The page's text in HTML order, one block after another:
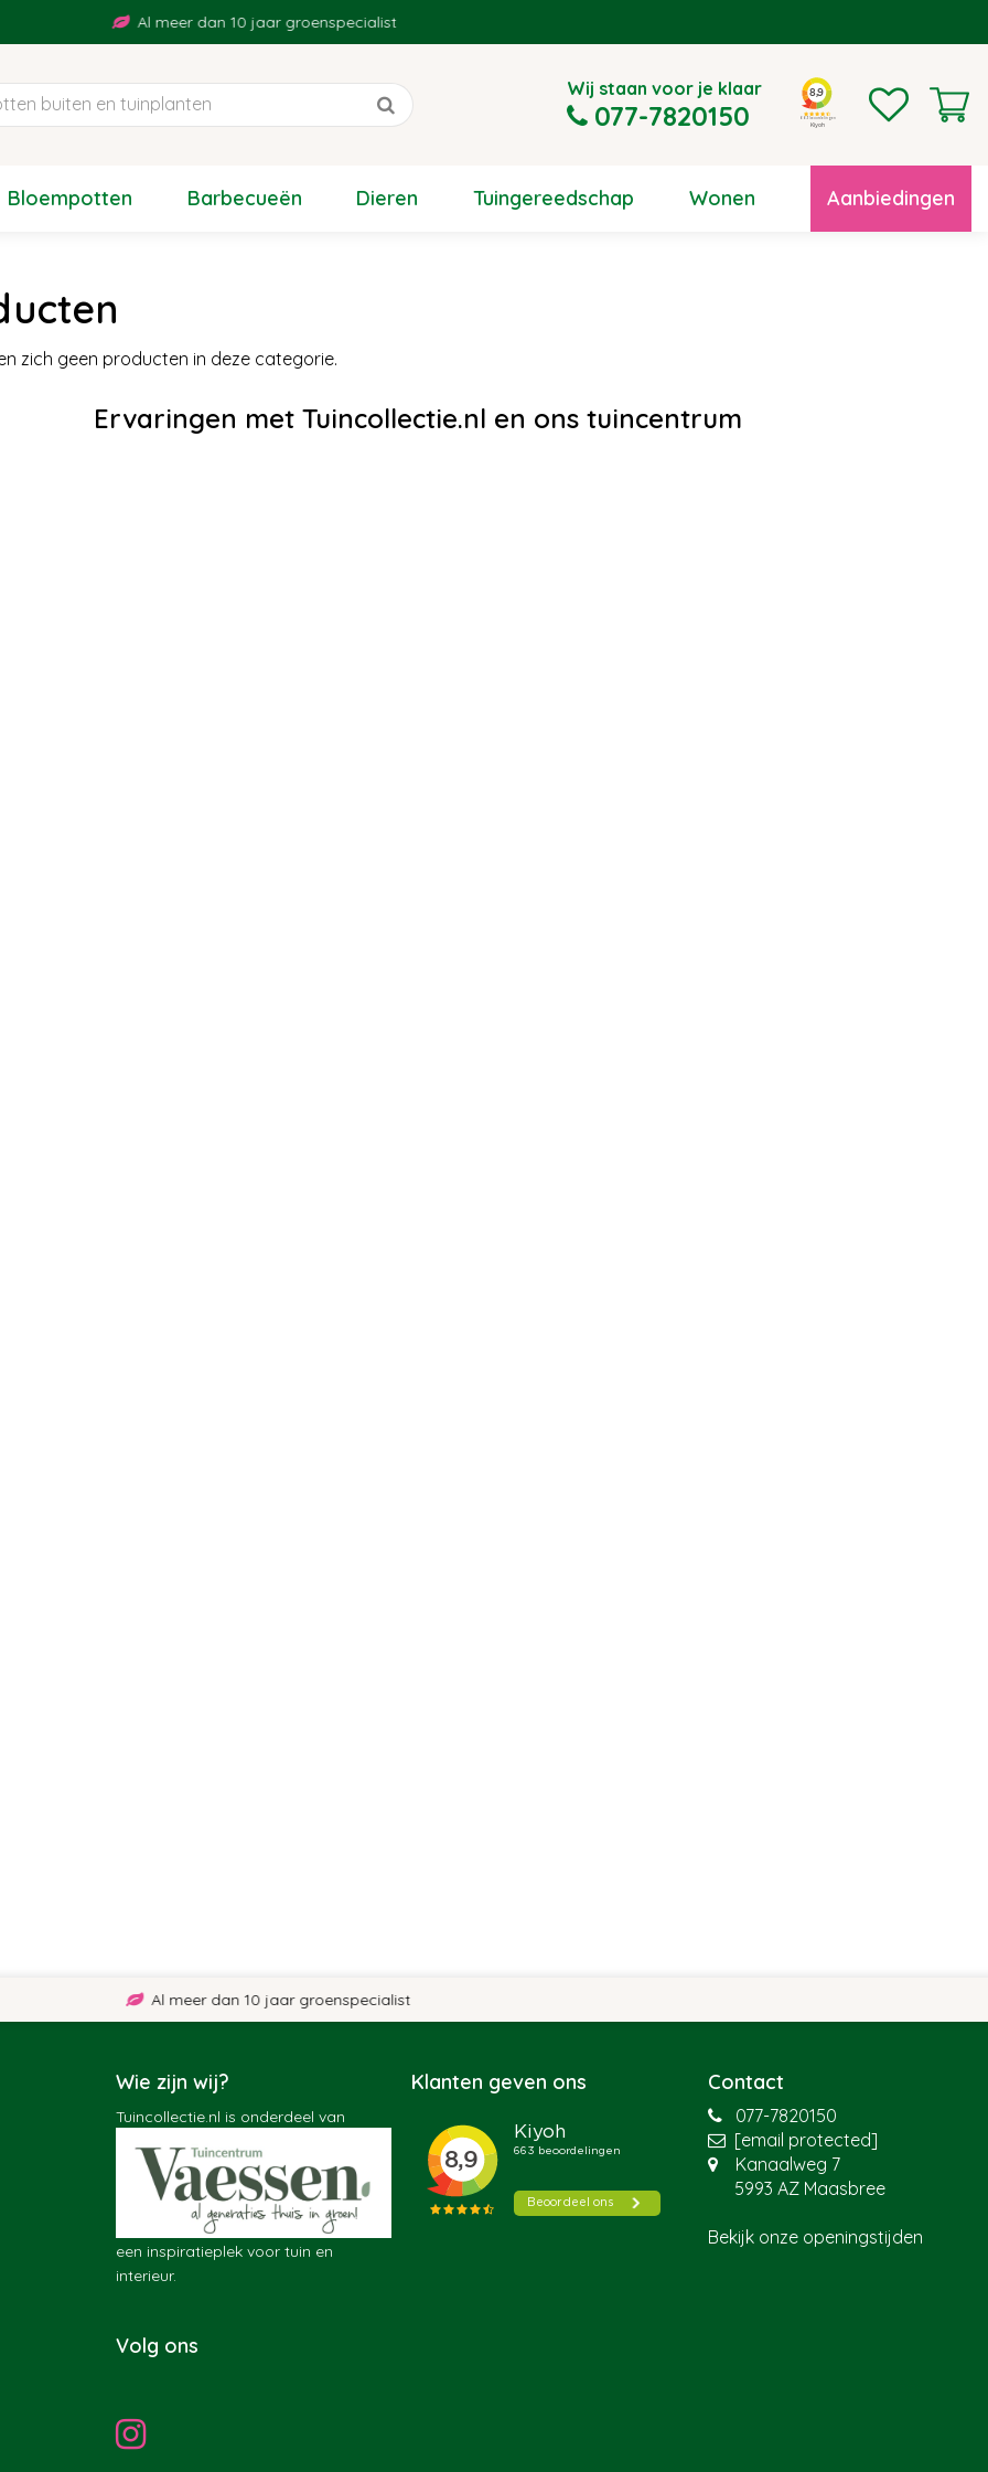
Al meer dan 10 jaar groenspecialist
Wij staan voor je klaar
077-7820150
Bloempotten Barbecueën Dieren Tuingereedschap Wonen Aanbiedingen
zich geen producten in deze categorie.
Ervaringen met Tuincollectie.nl en ons tuincentrum
Al meer dan 10 jaar groenspecialist
Wie zijn wij?
Tuincollectie.nl is onderdeel van
een inspiratieplek voor tuin en
interieur.
Volg ons
Klanten geven ons Contact
077-7820150
[email protected]
Kanaalweg 7
5993 AZ Maasbree
Bekijk onze openingstijden